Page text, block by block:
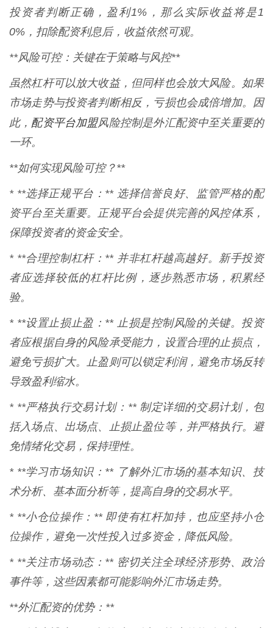
投资者判断正确，盈利1%，那么实际收益将是1
0%，扣除配资利息后，收益依然可观。
**风险可控：关键在于策略与风控**
虽然杠杆可以放大收益，但同样也会放大风险。如果
市场走势与投资者判断相反，亏损也会成倍增加。因
此， 配资平台加盟风险控制是外汇配资中至关重要的
一环。
**如何实现风险可控？**
* **选择正规平台：** 选择信誉良好、监管严格的配
资平台至关重要。正规平台会提供完善的风控体系，
保障投资者的资金安全。
* **合理控制杠杆：** 并非杠杆越高越好。新手投资
者应选择较低的杠杆比例，逐步熟悉市场，积累经
验。
* **设置止损止盈：** 止损是控制风险的关键。投资
者应根据自身的风险承受能力，设置合理的止损点，
避免亏损扩大。止盈则可以锁定利润，避免市场反转
导致盈利缩水。
* **严格执行交易计划：** 制定详细的交易计划，包
括入场点、出场点、止损止盈位等，并严格执行。避
免情绪化交易，保持理性。
* **学习市场知识：** 了解外汇市场的基本知识、技
术分析、基本面分析等，提高自身的交易水平。
* **小仓位操作：** 即使有杠杆加持，也应坚持小仓
位操作，避免一次性投入过多资金，降低风险。
* **关注市场动态：** 密切关注全球经济形势、政治
事件等，这些因素都可能影响外汇市场走势。
**外汇配资的优势：**